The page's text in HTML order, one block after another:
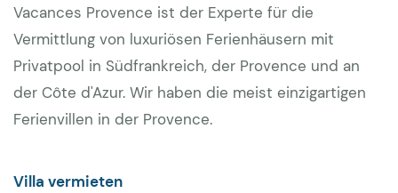
Vacances Provence ist der Experte für die
Vermittlung von luxuriösen Ferienhäusern mit
Privatpool in Südfrankreich, der Provence und an
der Côte d'Azur. Wir haben die meist einzigartigen
Ferienvillen in der Provence.
Villa vermieten